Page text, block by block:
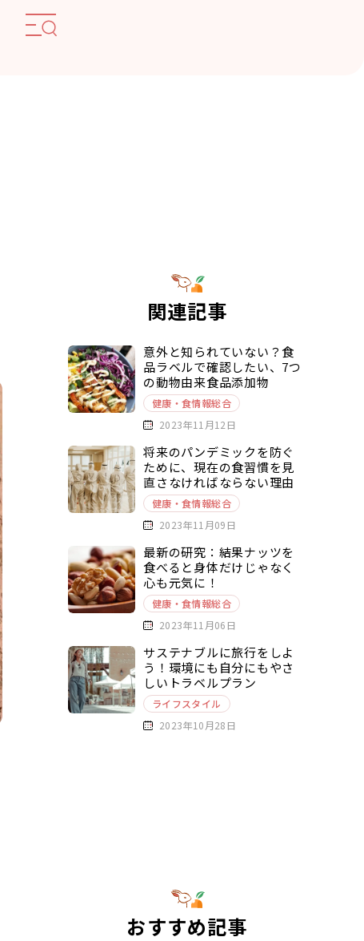
関連記事
意外と知られていない？食
品ラベルで確認したい、7つ
の動物由来食品添加物
健康・食情報総合
2023年11月12日
将来のパンデミックを防ぐ
ために、現在の食習慣を見
直さなければならない理由
健康・食情報総合
2023年11月09日
最新の研究：結果ナッツを
食べると身体だけじゃなく
心も元気に！
健康・食情報総合
2023年11月06日
サステナブルに旅行をしよ
う！環境にも自分にもやさ
しいトラベルプラン
ライフスタイル
2023年10月28日
おすすめ記事